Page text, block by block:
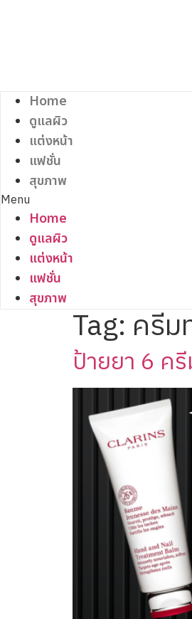
Home
ดูแลผิว
แต่งหน้า
แฟชั่น
สุขภาพ
Menu
Home
ดูแลผิว
แต่งหน้า
แฟชั่น
สุขภาพ
Tag: ครีม
ป้ายยา 6 ค